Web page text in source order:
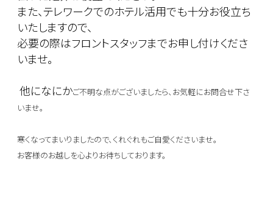
また、テレワークでのホテル活用でも十分お役立ち
いたしますので、
必要の際はフロントスタッフまでお申し付けくださ
いませ。
他になにかご不明な点がございましたら、お気軽にお問合せ下さ
いませ。
寒くなってまいりましたので、くれぐれもご自愛くださいませ。
お客様のお越しを心よりお待ちしております。